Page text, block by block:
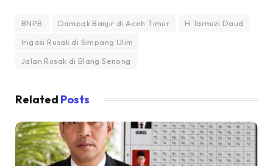
BNPB Dampak Banjir di Aceh Timur
H Tarmizi Daud
Irigasi Rusak di Simpang Ulim
Jalan Rusak di Blang Senong
Related Posts